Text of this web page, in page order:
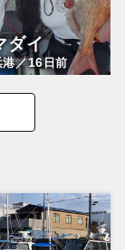
ダイ
港／16日前